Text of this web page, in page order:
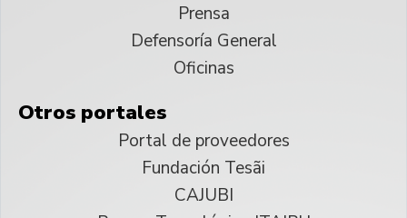
Prensa
Defensoría General
Oficinas
Otros portales
Portal de proveedores
Fundación Tesãi
CAJUBI